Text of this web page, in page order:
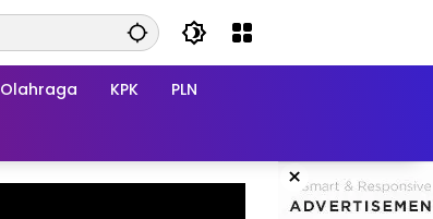
Olahraga KPK PLN
×